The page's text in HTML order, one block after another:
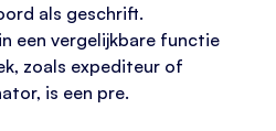
als geschrift.
een vergelijkbare functie
zoals expediteur of
is een pre.